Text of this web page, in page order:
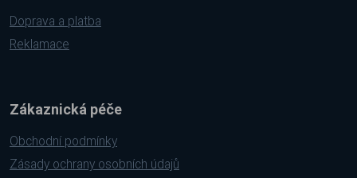
Doprava a platba
Reklamace
Zákaznická péče
Obchodní podmínky
Zásady ochrany osobních údajů